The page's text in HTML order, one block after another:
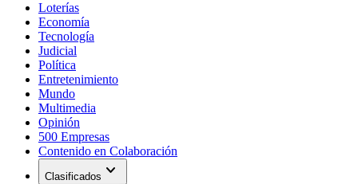
Loterías
Economía
Tecnología
Judicial
Política
Entretenimiento
Mundo
Multimedia
Opinión
500 Empresas
Contenido en Colaboración
Clasificados expand_more